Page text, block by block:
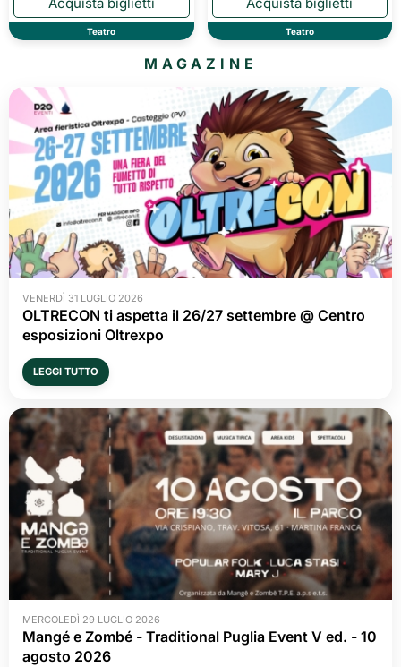
Teatro Teatro
MAGAZINE
VENERDÌ 31 LUGLIO 2026
OLTRECON ti aspetta il 26/27 settembre @ Centro
esposizioni Oltrexpo
LEGGI TUTTO
MERCOLEDÌ 29 LUGLIO 2026
Mangé e Zombé - Traditional Puglia Event V ed. - 10
agosto 2026